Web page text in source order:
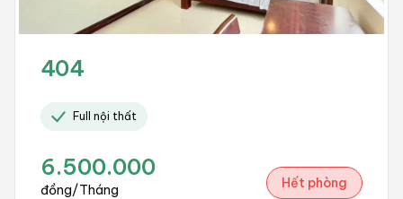
404
Full nội thất
6.500.000
đồng/Tháng Hết phòng